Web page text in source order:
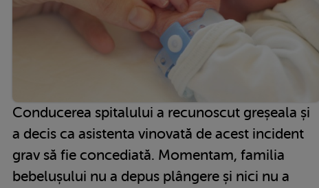
Conducerea spitalului a recunoscut greșeala și
a decis ca asistenta vinovată de acest incident
grav să fie concediată. Momentam, familia
bebelușului nu a depus plângere și nici nu a